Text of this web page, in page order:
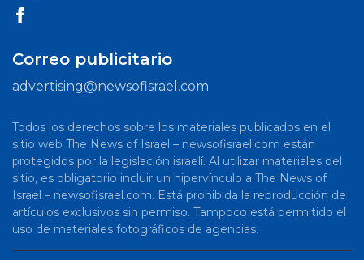
Correo publicitario
advertising@newsofisrael.com
Todos los derechos sobre los materiales publicados en el
sitio web The News of Israel – newsofisrael.com están
protegidos por la legislación israelí. Al utilizar materiales del
sitio, es obligatorio incluir un hipervínculo a The News of
Israel – newsofisrael.com. Está prohibida la reproducción de
artículos exclusivos sin permiso. Tampoco está permitido el
uso de materiales fotográficos de agencias.